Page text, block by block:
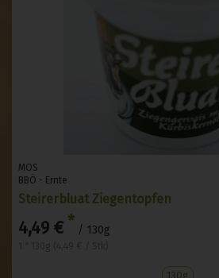
MOS
BBÖ - Ernte
Steirerbluat Ziegentopfen
4,49 € * / 130g
130g